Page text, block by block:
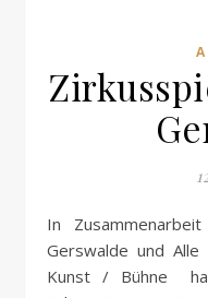
In Zusammenarbeit mit der Kita Bienenhaus in
Gerswalde und
Kunst / Bühne